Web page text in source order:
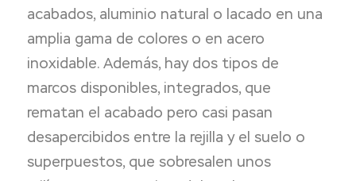
acabados, aluminio natural o lacado en una
amplia gama de colores o en acero
inoxidable. Además, hay dos tipos de
marcos disponibles, integrados, que
rematan el acabado pero casi pasan
desapercibidos entre la rejilla y el suelo o
superpuestos, que sobresalen unos